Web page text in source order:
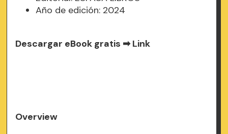
Año de edición: 2024
Descargar eBook gratis ➡Link
Overview